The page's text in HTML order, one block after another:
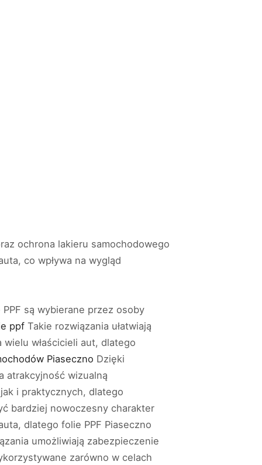
ochrona lakieru samochodowego
co wpływa na wygląd
są wybierane przez osoby
ppf Takie rozwiązania ułatwiają
właścicieli aut, dlatego
Piaseczno Dzięki
atrakcyjność wizualną
i praktycznych, dlatego
bardziej nowoczesny charakter
dlatego folie PPF Piaseczno
umożliwiają zabezpieczenie
zarówno w celach